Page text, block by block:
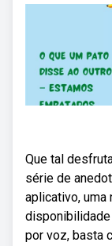
Que tal
série de
aplicativo, uma
disponibilidade
por voz, basta